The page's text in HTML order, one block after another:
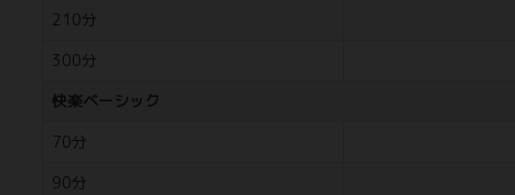
210分
300分
快楽ベーシック
70分
90分